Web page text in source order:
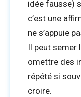
idée fausse)
c’est une
ne s’appuie
Il peut semer
omettre des
répété si
croire.